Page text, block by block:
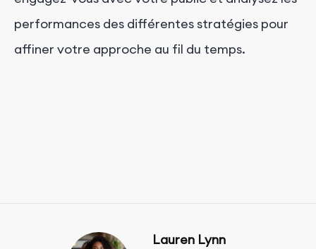
performances des différentes stratégies pour
affiner votre approche au fil du temps.
Lauren Lynn